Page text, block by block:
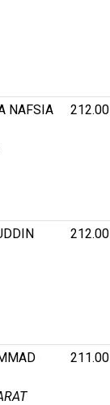
NAFSIA
212.00
212.00
211.00